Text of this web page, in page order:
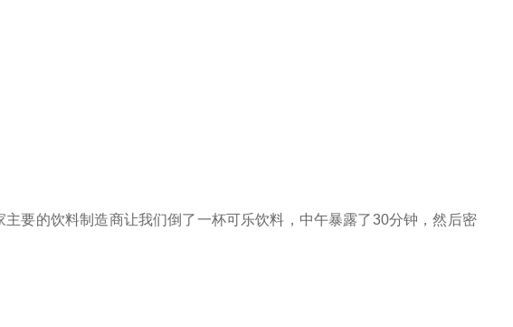
要的饮料制造商让我们倒了一杯可乐饮料，中午暴露了30分钟，然后密